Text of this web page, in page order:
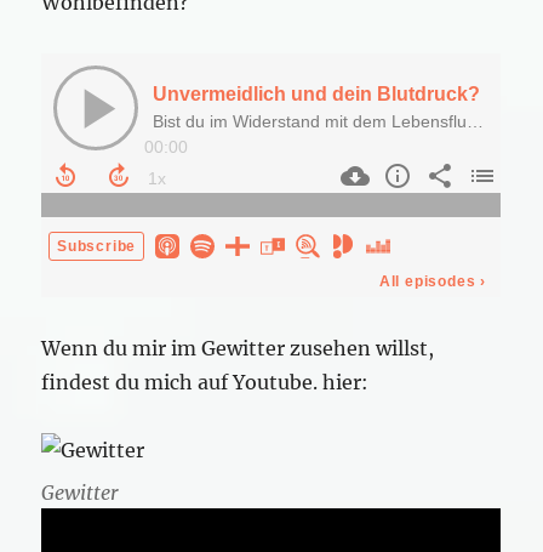
Wenn du mir im Gewitter zusehen willst,
findest du mich auf Youtube. hier:
Gewitter